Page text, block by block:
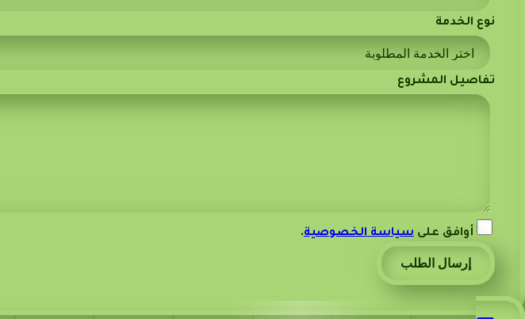
نوع الخدمة
تفاصيل المشروع
أوافق على سياسة الخصوصية.
إرسال الطلب